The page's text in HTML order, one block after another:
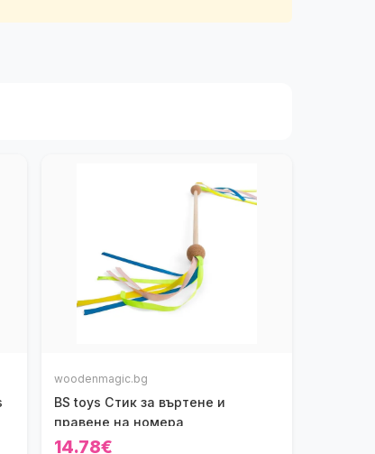
woodenmagic.bg
BS toys Стик за въртене и
правене на номера
14.78€